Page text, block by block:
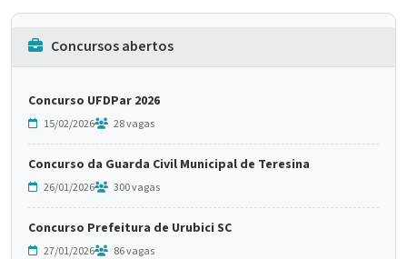
Concursos abertos
Concurso UFDPar 2026
15/02/2026 28 vagas
Concurso da Guarda Civil Municipal de Teresina
26/01/2026 300 vagas
Concurso Prefeitura de Urubici SC
27/01/2026 86 vagas